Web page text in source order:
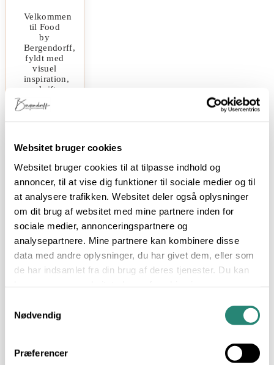
Websitet bruger cookies
Websitet bruger cookies til at tilpasse indhold og
annoncer, til at vise dig funktioner til sociale medier og til
at analysere trafikken. Websitet deler også oplysninger
om dit brug af websitet med mine partnere inden for
sociale medier, annonceringspartnere og
analysepartnere. Mine partnere kan kombinere disse
data med andre oplysninger, du har givet dem, eller som
de har indsamlet fra din brug af deres tjenester. Du kan
fra.
Nødvendig
Præferencer
Velkommen
til Food
by
Bergendorff,
fyldt med
visuel
inspiration,
opskrifter
blogindlæg
om kost
Inspireret
af det
smukke
Sydfyn,
hvor jeg
er født og
opvokset,
har jeg
glæden
"Fra jord
til bord"
med mig
videre i
fra
været
naturligt